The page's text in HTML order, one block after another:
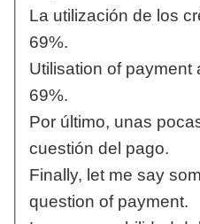
La utilización de los
69%.
Utilisation of payment
69%.
Por último, unas
cuestión del pago.
Finally, let me say
question of payment.